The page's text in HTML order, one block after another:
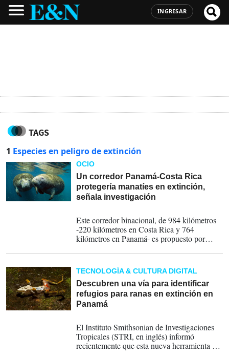
INGRESAR
TAGS
1 Especies en peligro de extinción
OCIO
Un corredor Panamá-Costa Rica
protegería manatíes en extinción,
señala investigación
Este corredor binacional, de 984 kilómetros
-220 kilómetros en Costa Rica y 764
kilómetros en Panamá- es propuesto por
desarrollaron un estudio que revela los
movimientos transfronterizos y el uso del
hábitat del manatí del Gran Caribe.
TECNOLOGÍA & CULTURA DIGITAL
Descubren una vía para identificar
refugios para ranas en extinción en
Panamá
El Instituto Smithsonian de Investigaciones
Tropicales (STRI, en inglés) informó
recientemente que esta nueva herramienta en